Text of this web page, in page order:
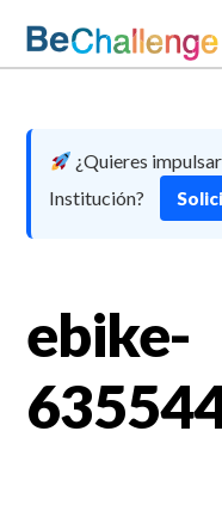
content
¿Quieres
Institución?
ebike-